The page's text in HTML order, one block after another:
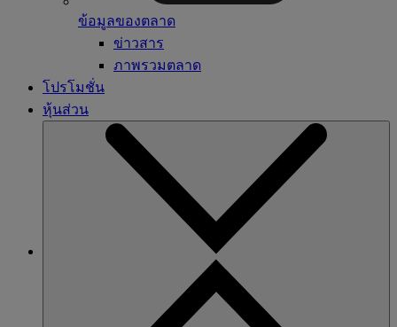
ข้อมูลของตลาด
ข่าวสาร
ภาพรวมตลาด
โปรโมชั่น
หุ้นส่วน